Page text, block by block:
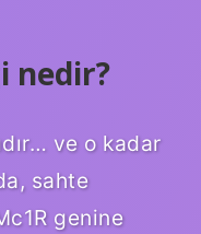
nedir?
ve o kadar
sahte
genine